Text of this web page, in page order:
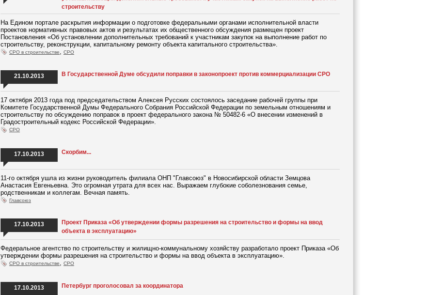
строительству
На Едином портале раскрытия информации о подготовке федеральными органами исполнительной власти
проектов нормативных правовых актов и результатах их общественного обсуждения размещен проект
Постановления «Об установлении дополнительных требований к участникам закупок на выполнение работ по
строительству, реконструкции, капитальному ремонту объекта капитального строительства».
СРО в строительстве СРО
21.10.2013 В Государственной Думе обсудили поправки в законопроект против коммерциализации СРО
17 октября 2013 года под председательством Алексея Русских состоялось заседание рабочей группы при
Комитете Государственной Думы Федерального Собрания Российской Федерации по земельным отношениям и
строительству по обсуждению поправок в проект федерального закона № 50482-6 «О внесении изменений в
Градостроительный кодекс Российской Федерации».
СРО
17.10.2013 Скорбим...
11-го октября ушла из жизни руководитель филиала ОНП "Главсоюз" в Новосибирской области Земцова
Анастасия Евгеньевна. Это огромная утрата для всех нас. Выражаем глубокие соболезнования семье,
родственникам и коллегам. Вечная память.
Главсоюз
17.10.2013
Проект Приказа «Об утверждении формы разрешения на строительство и формы на ввод
объекта в эксплуатацию»
Федеральное агентство по строительству и жилищно-коммунальному хозяйству разработало проект Приказа «Об
утверждении формы разрешения на строительство и формы на ввод объекта в эксплуатацию».
СРО в строительстве, СРО
17.10.2013 Петербург проголосовал за координатора